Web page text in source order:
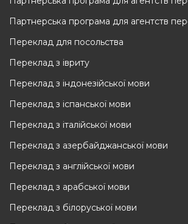
Партнерська програма для агентств
Переклад для посольства
Переклад з івриту
Переклад з індонезійської мови
Переклад з іспанської мови
Переклад з італійської мови
Переклад з азербайджанської мови
Переклад з англійської мови
Переклад з арабської мови
Переклад з білоруської мови